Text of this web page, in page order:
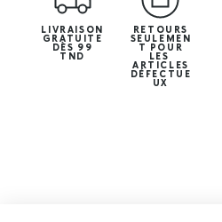
LIVRAISON
GRATUITE
DÈS 99
TND
RETOURS
SEULEMEN
T POUR
LES
ARTICLES
DÉFECTUE
UX